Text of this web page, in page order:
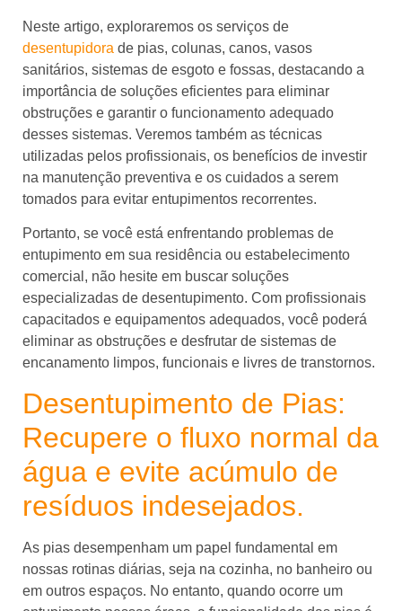
Neste artigo, exploraremos os serviços de
desentupidora de pias, colunas, canos, vasos
sanitários, sistemas de esgoto e fossas, destacando a
importância de soluções eficientes para eliminar
obstruções e garantir o funcionamento adequado
desses sistemas. Veremos também as técnicas
utilizadas pelos profissionais, os benefícios de investir
na manutenção preventiva e os cuidados a serem
tomados para evitar entupimentos recorrentes.
Portanto, se você está enfrentando problemas de
entupimento em sua residência ou estabelecimento
comercial, não hesite em buscar soluções
especializadas de desentupimento. Com profissionais
capacitados e equipamentos adequados, você poderá
eliminar as obstruções e desfrutar de sistemas de
encanamento limpos, funcionais e livres de transtornos.
Desentupimento de Pias:
Recupere o fluxo normal da
água e evite acúmulo de
resíduos indesejados.
As pias desempenham um papel fundamental em
nossas rotinas diárias, seja na cozinha, no banheiro ou
em outros espaços. No entanto, quando ocorre um